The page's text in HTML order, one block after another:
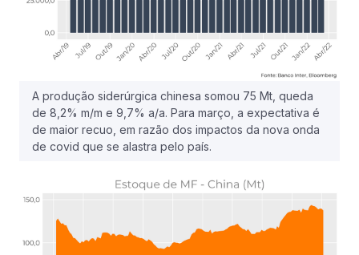
A produção siderúrgica chinesa somou 75 Mt, queda
de 8,2% m/m e 9,7% a/a. Para março, a expectativa é
de maior recuo, em razão dos impactos da nova onda
de covid que se alastra pelo país.